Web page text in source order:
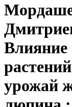
урожай